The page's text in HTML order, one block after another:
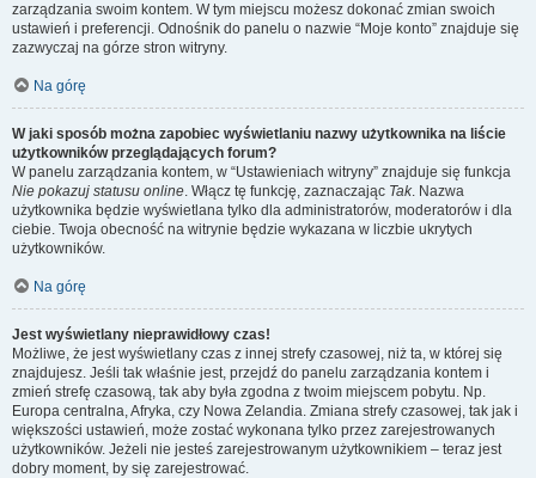
zarządzania swoim kontem. W tym miejscu możesz dokonać zmian swoich
ustawień i preferencji. Odnośnik do panelu o nazwie “Moje konto” znajduje się
zazwyczaj na górze stron witryny.
Na górę
W jaki sposób można zapobiec wyświetlaniu nazwy użytkownika na liście
użytkowników przeglądających forum?
W panelu zarządzania kontem, w “Ustawieniach witryny” znajduje się funkcja
Nie pokazuj statusu online. Włącz tę funkcję, zaznaczając Tak. Nazwa
użytkownika będzie wyświetlana tylko dla administratorów, moderatorów i dla
ciebie. Twoja obecność na witrynie będzie wykazana w liczbie ukrytych
użytkowników.
Na górę
Jest wyświetlany nieprawidłowy czas!
Możliwe, że jest wyświetlany czas z innej strefy czasowej, niż ta, w której się
znajdujesz. Jeśli tak właśnie jest, przejdź do panelu zarządzania kontem i
zmień strefę czasową, tak aby była zgodna z twoim miejscem pobytu. Np.
Europa centralna, Afryka, czy Nowa Zelandia. Zmiana strefy czasowej, tak jak i
większości ustawień, może zostać wykonana tylko przez zarejestrowanych
użytkowników. Jeżeli nie jesteś zarejestrowanym użytkownikiem – teraz jest
dobry moment, by się zarejestrować.